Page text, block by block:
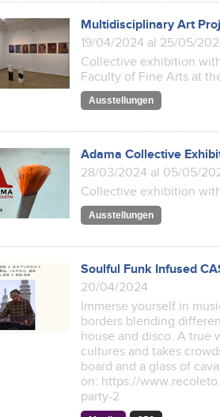
Multidisciplinary Art
19/04/2024 al 25/05/
Collective exhibition
Faculty of Fine Arts at
Ausstellungen
Adama Collective
28/03/2024 al 05/05/
Collective exhibition
Ausstellungen
Soulful Funk Infused
20/04/2024
Immerse yourself in
borders blending
house and disco. A true
cultures and takes
board and a glass of
on: https://
party-2